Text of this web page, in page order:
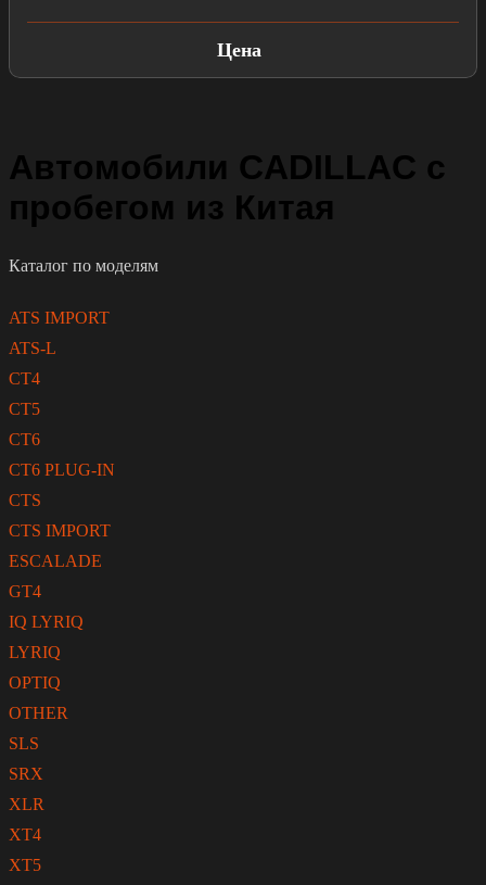
Цена
Автомобили CADILLAC с
пробегом из Китая
Каталог по моделям
ATS IMPORT
ATS-L
CT4
CT5
CT6
CT6 PLUG-IN
CTS
CTS IMPORT
ESCALADE
GT4
IQ LYRIQ
LYRIQ
OPTIQ
OTHER
SLS
SRX
XLR
XT4
XT5